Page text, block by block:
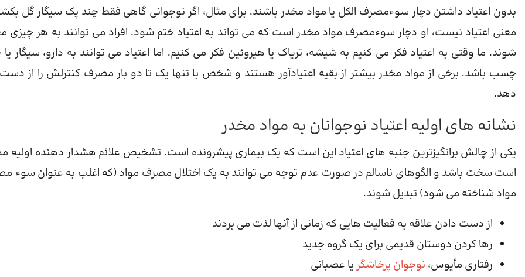
بدون اعتیاد داشتن دچار سوءمصرف الکل یا مواد مخدر باشند. برای مثال، اگر نوجوانی گاهی فقط چند پک سیگار گل
معنی اعتیاد نیست، او دچار سوءمصرف مواد مخدر است که می تواند به اعتیاد ختم شود. افراد می توانند به هر چیزی
شوند. ما وقتی به اعتیاد فکر می کنیم به شیشه، تریاک یا هیروئین فکر می کنیم. اما اعتیاد می توانند به دارو، سیگار
چسب باشد. برخی از مواد مخدر بیشتر از بقیه اعتیادآور هستند و شخص با تنها یک تا دو بار مصرف کنترلش را از
دهد.
نشانه های اولیه اعتیاد نوجوانان به مواد مخدر
یکی از چالش برانگیزترین جنبه های اعتیاد این است که یک بیماری پیشرونده است. تشخیص علائم هشدار دهنده اولیه
است سخت باشد و الگوهای ناسالم در صورت عدم توجه می توانند به یک اختلال مصرف مواد (که اغلب به عنوان سوء
مواد شناخته می شود) تبدیل شوند.
از دست دادن علاقه به فعالیت هایی که زمانی از آنها لذت می بردند
رها کردن دوستان قدیمی برای یک گروه جدید
رفتاری مأیوس، نوجوان پرخاشگر یا عصبانی